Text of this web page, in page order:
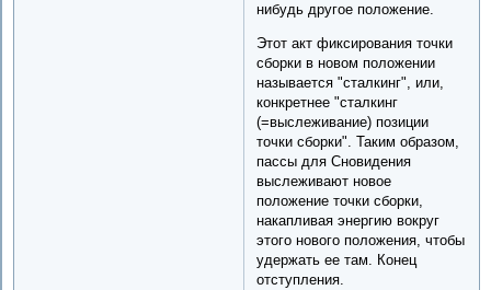
нибудь другое положение.
Этот акт фиксирования точки
сборки в новом положении
называется "сталкинг", или,
конкретнее "сталкинг
(=выслеживание) позиции
точки сборки". Таким образом,
пассы для Сновидения
выслеживают новое
положение точки сборки,
накапливая энергию вокруг
этого нового положения, чтобы
удержать ее там. Конец
отступления.